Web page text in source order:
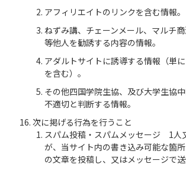
アフィリエイトのリンクを含む情報。
ねずみ講、チェーンメール、マルチ
等他人を勧誘する内容の情報。
アダルトサイトに誘導する情報（単
を含む）。
その他四国学院生協、及び大学生協
不適切と判断する情報。
次に掲げる行為を行うこと
スパム投稿・スパムメッセージ 1人
が、当サイト内の書き込み可能な箇
の文章を投稿し、又はメッセージで送